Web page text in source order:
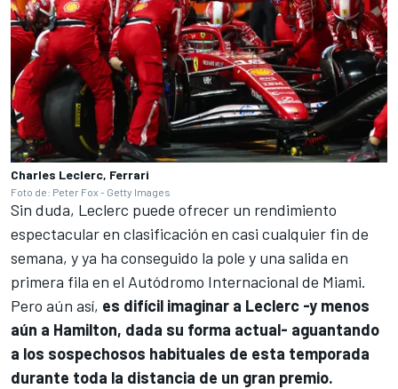
Charles Leclerc, Ferrari
Foto de: Peter Fox - Getty Images
Sin duda, Leclerc puede ofrecer un rendimiento
espectacular en clasificación en casi cualquier fin de
semana, y ya ha conseguido la pole y una salida en
primera fila en el Autódromo Internacional de Miami.
Pero aún así, es difícil imaginar a Leclerc -y menos
aún a Hamilton, dada su forma actual- aguantando
a los sospechosos habituales de esta temporada
durante toda la distancia de un gran premio.